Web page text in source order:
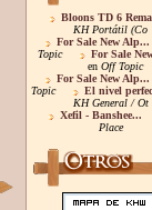
Bloons TD 6
KH Portátil (Co
For Sale New Alp...
Topic
For Sale
en Off Topic
For Sale New Alp...
Topic
El nivel
KH General / Ot
Xefil - Banshee...
Place